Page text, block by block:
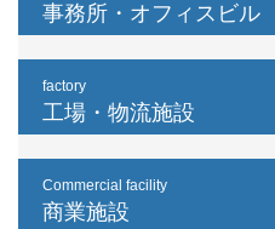
事務所・オフィスビル
factory
工場・物流施設
Commercial facility
商業施設